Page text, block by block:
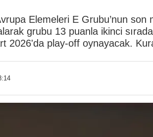
Elemeleri E Grubu’nun
grubu 13 puanla ikinci sırada
2026'da play-off oynayacak.